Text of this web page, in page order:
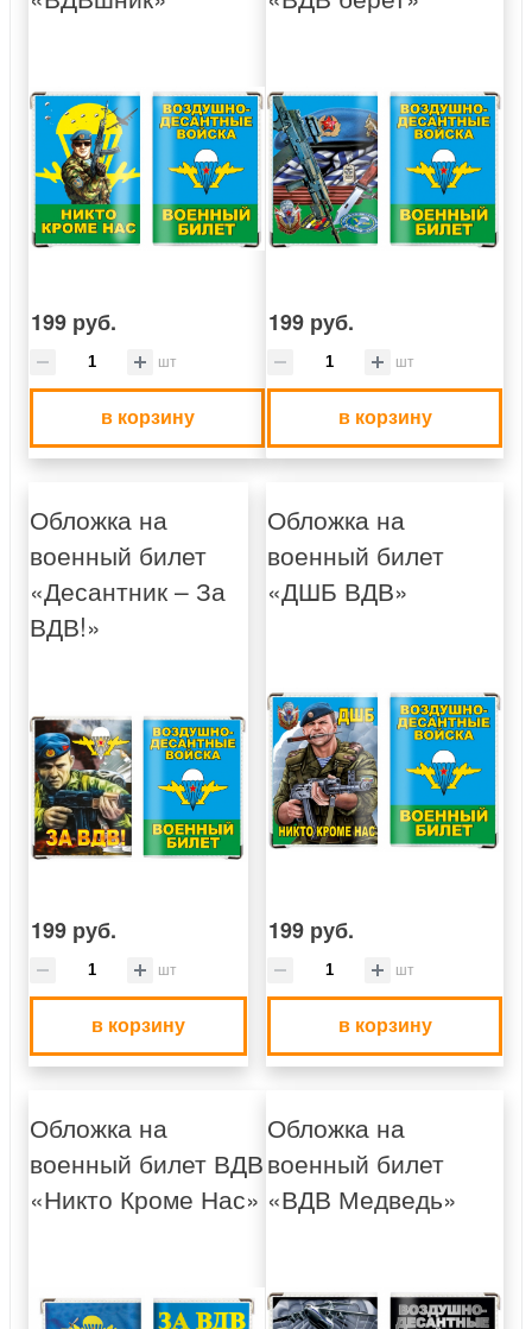
199 руб.
шт
в корзину
199 руб.
шт
в корзину
Обложка на
военный билет
«Десантник – За
ВДВ!»
199 руб.
шт
в корзину
Обложка на
военный билет
«ДШБ ВДВ»
199 руб.
шт
в корзину
Обложка на
военный билет ВДВ
«Никто Кроме Нас»
Обложка на
военный билет
«ВДВ Медведь»